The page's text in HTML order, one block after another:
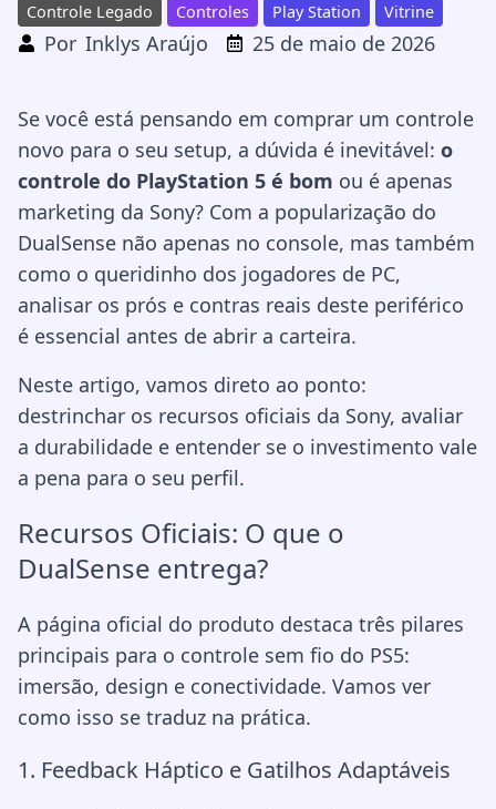
Controle Legado Controles Play Station Vitrine
Por Inklys Araújo 25 de maio de 2026
Se você está pensando em comprar um controle
novo para o seu setup, a dúvida é inevitável: o
controle do PlayStation 5 é bom ou é apenas
marketing da Sony? Com a popularização do
DualSense não apenas no console, mas também
como o queridinho dos jogadores de PC,
analisar os prós e contras reais deste periférico
é essencial antes de abrir a carteira.
Neste artigo, vamos direto ao ponto:
destrinchar os recursos oficiais da Sony, avaliar
a durabilidade e entender se o investimento vale
a pena para o seu perfil.
Recursos Oficiais: O que o
DualSense entrega?
A página oficial do produto destaca três pilares
principais para o controle sem fio do PS5:
imersão, design e conectividade. Vamos ver
como isso se traduz na prática.
1. Feedback Háptico e Gatilhos Adaptáveis